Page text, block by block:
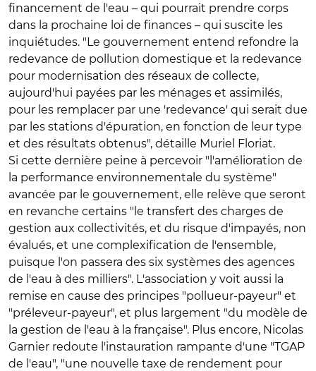
financement de l'eau – qui pourrait prendre corps
dans la prochaine loi de finances – qui suscite les
inquiétudes. "Le gouvernement entend refondre la
redevance de pollution domestique et la redevance
pour modernisation des réseaux de collecte,
aujourd'hui payées par les ménages et assimilés,
pour les remplacer par une 'redevance' qui serait due
par les stations d'épuration, en fonction de leur type
et des résultats obtenus", détaille Muriel Floriat.
Si cette dernière peine à percevoir "l'amélioration de
la performance environnementale du système"
avancée par le gouvernement, elle relève que seront
en revanche certains "le transfert des charges de
gestion aux collectivités, et du risque d'impayés, non
évalués, et une complexification de l'ensemble,
puisque l'on passera des six systèmes des agences
de l'eau à des milliers". L'association y voit aussi la
remise en cause des principes "pollueur-payeur" et
"préleveur-payeur", et plus largement "du modèle de
la gestion de l'eau à la française". Plus encore, Nicolas
Garnier redoute l'instauration rampante d'une "TGAP
de l'eau", "une nouvelle taxe de rendement pour